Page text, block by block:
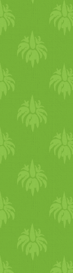
a kihűlt
most
sok